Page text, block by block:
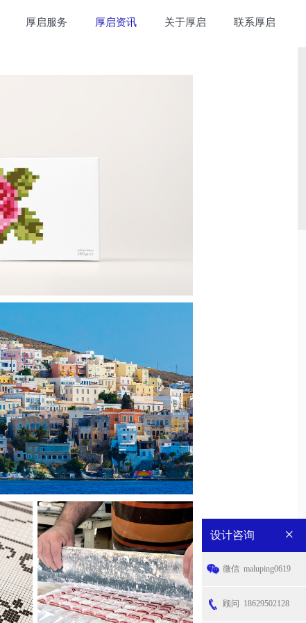
厚启服务 厚启资讯 关于厚启 联系厚启
设计咨询 ×
微信 maluping0619
顾问 18629502128